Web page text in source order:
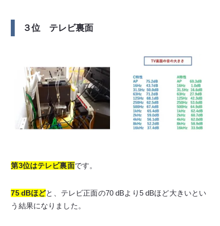
３位 テレビ裏面
第3位はテレビ裏面です。
75 dBほどと、テレビ正面の70 dBより5 dBほど大きいとい
う結果になりました。